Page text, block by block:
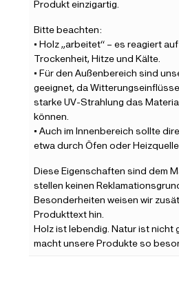
Produkt einzigartig.
Bitte beachten:
• Holz „arbeitet“ – es reagiert
Trockenheit, Hitze und Kälte.
• Für den Außenbereich sind
geeignet, da
starke UV-Strahlung das
können.
• Auch im Innenbereich sollte
etwa durch Öfen oder
Diese Eigenschaften sind dem
stellen keinen
Besonderheiten weisen wir
Produkttext hin.
Holz ist lebendig. Natur ist nicht
macht unsere Produkte so